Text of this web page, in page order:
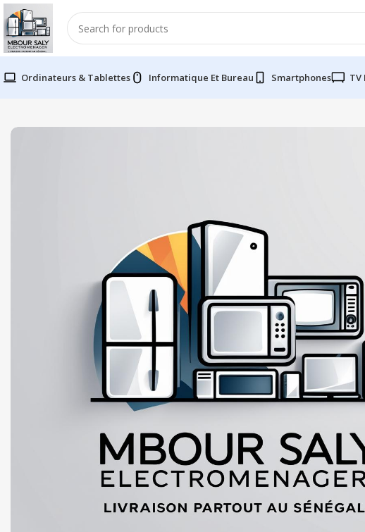
Ordinateurs & Tablettes Informatique Et Bureau Smartphones TV